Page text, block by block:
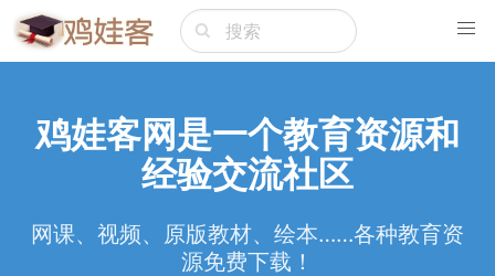
鸡娃客网是一个教育资源和
经验交流社区
网课、视频、原版教材、绘本……各种教育资
源免费下载！